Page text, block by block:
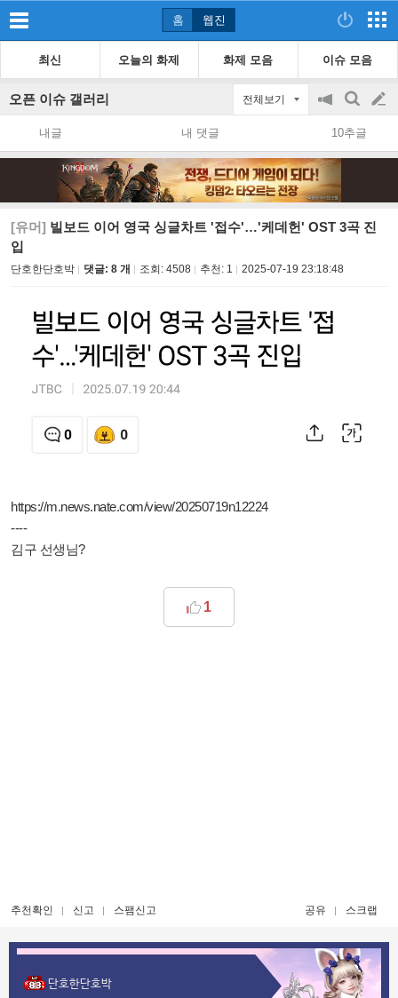
홈 웹진
최신 오늘의 화제 화제 모음 이슈 모음
오픈 이슈 갤러리 전체보기
공
지
on/off
검
색
글
쓰
내글 내 댓글 10추글
[유머] 빌보드 이어 영국 싱글차트 '접수'…'케데헌' OST 3곡 진
입
단호한단호박 댓글: 8 개 조회: 4508 추천: 1 2025-07-19 23:18:48
https://m.news.nate.com/view/20250719n12224
----
김구 선생님?
1
추천확인 신고 스팸신고 공유 스크랩
단호한단호박